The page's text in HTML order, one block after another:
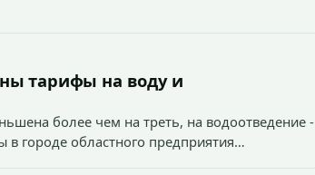
тарифы на воду и
более чем на треть, на водоотведение -
городе областного предприятия